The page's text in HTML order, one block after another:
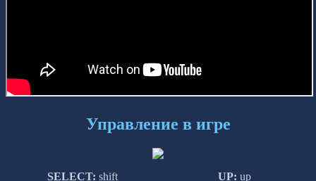
Управление в игре
SELECT: shift UP: up